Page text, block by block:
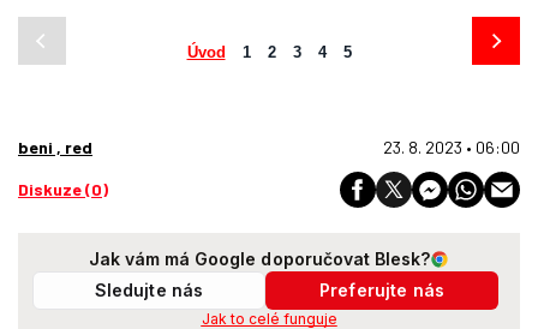
Úvod 1 2 3 4 5
beni , red 23. 8. 2023 • 06:00
Diskuze (0)
Jak vám má Google doporučovat Blesk?
Sledujte nás
Preferujte nás
Jak to celé funguje